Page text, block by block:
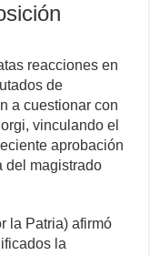
reacciones en
de
a cuestionar con
vinculando el
aprobación
del magistrado
la Patria) afirmó
la